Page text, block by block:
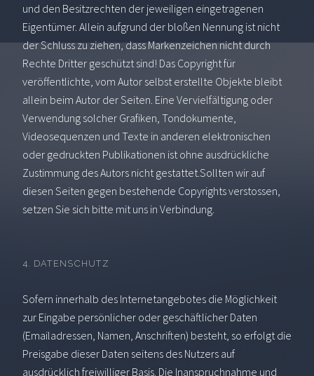
und den Besitzrechten der jeweiligen eingetragenen
Eigentümer. Allein aufgrund der bloßen Nennung ist nicht
der Schluss zu ziehen, dass Markenzeichen nicht durch
Rechte Dritter geschützt sind! Das Copyright für
veröffentlichte, vom Autor selbst erstellte Objekte bleibt
allein beim Autor der Seiten. Eine Vervielfältigung oder
Verwendung solcher Grafiken, Tondokumente,
Videosequenzen und Texte in anderen elektronischen
oder gedruckten Publikationen ist ohne ausdrückliche
Zustimmung des Autors nicht gestattet.Sollten wir auf
diesen Seiten gegen bestehende Copyrights verstossen,
setzen Sie sich bitte mit uns in Verbindung.
4. DATENSCHUTZ
Sofern innerhalb des Internetangebotes die Möglichkeit
zur Eingabe persönlicher oder geschäftlicher Daten
(Emailadressen, Namen, Anschriften) besteht, so erfolgt die
Preisgabe dieser Daten seitens des Nutzers auf
ausdrücklich freiwilliger Basis. Die Inanspruchnahme und